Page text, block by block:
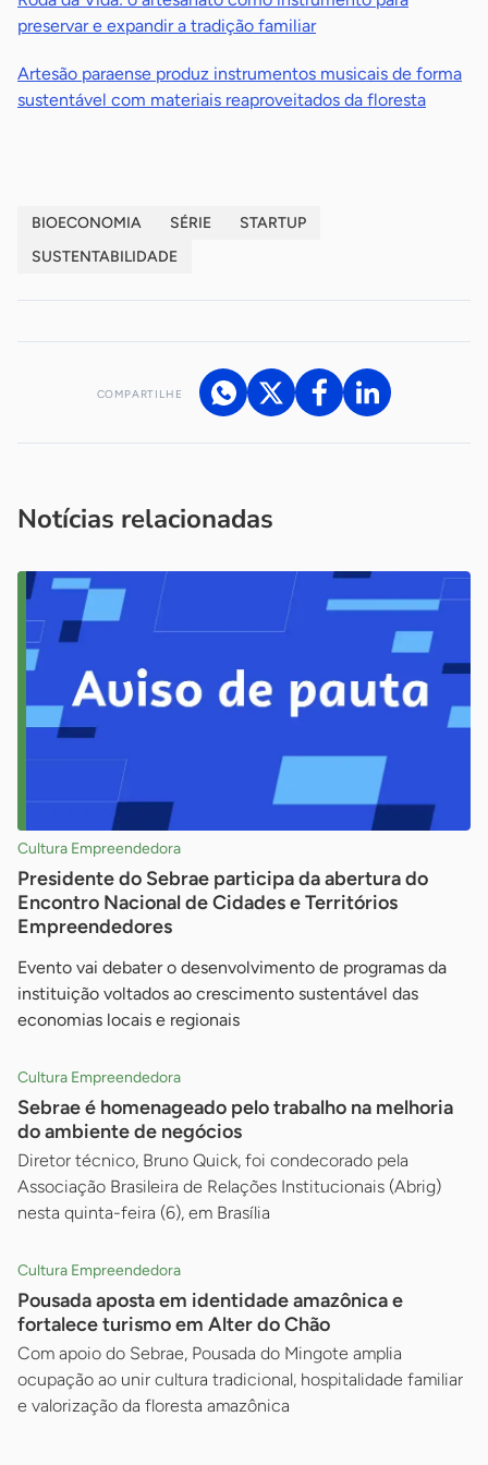
preservar e expandir a tradição familiar
Artesão paraense produz instrumentos musicais de forma
sustentável com materiais reaproveitados da floresta
BIOECONOMIA SÉRIE
STARTUP
SUSTENTABILIDADE
COMPARTILHE
Notícias relacionadas
Cultura Empreendedora
Presidente do Sebrae participa da abertura do
Encontro Nacional de Cidades e Territórios
Empreendedores
Evento vai debater o desenvolvimento de programas da
instituição voltados ao crescimento sustentável das
economias locais e regionais
Cultura Empreendedora
Sebrae é homenageado pelo trabalho na melhoria
do ambiente de negócios
Diretor técnico, Bruno Quick, foi condecorado pela
Associação Brasileira de Relações Institucionais (Abrig)
nesta quinta-feira (6), em Brasília
Cultura Empreendedora
Pousada aposta em identidade amazônica e
fortalece turismo em Alter do Chão
Com apoio do Sebrae, Pousada do Mingote amplia
ocupação ao unir cultura tradicional, hospitalidade familiar
e valorização da floresta amazônica